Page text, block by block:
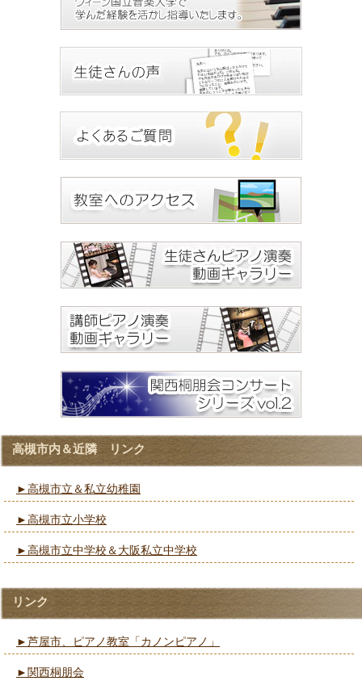
高槻市内＆近隣 リンク
►高槻市立＆私立幼稚園
►高槻市立小学校
►高槻市立中学校＆大阪私立中学校
リンク
►芦屋市、ピアノ教室「カノンピアノ」
►関西桐朋会